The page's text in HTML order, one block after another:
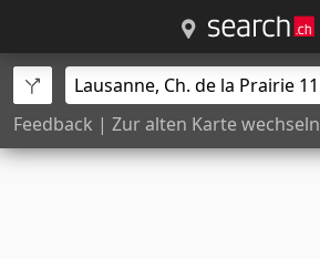
Feedback | Zur alten Karte wechseln